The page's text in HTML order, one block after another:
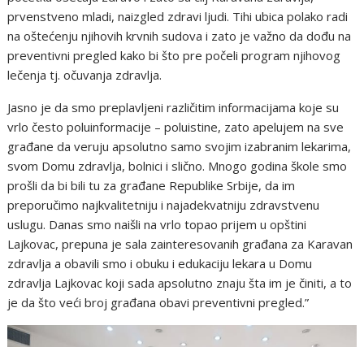
prvenstveno mladi, naizgled zdravi ljudi. Tihi ubica polako radi
na oštećenju njihovih krvnih sudova i zato je važno da dođu na
preventivni pregled kako bi što pre počeli program njihovog
lečenja tj. očuvanja zdravlja.
Jasno je da smo preplavljeni različitim informacijama koje su
vrlo često poluinformacije – poluistine, zato apelujem na sve
građane da veruju apsolutno samo svojim izabranim lekarima,
svom Domu zdravlja, bolnici i slično. Mnogo godina škole smo
prošli da bi bili tu za građane Republike Srbije, da im
preporučimo najkvalitetniju i najadekvatniju zdravstvenu
uslugu. Danas smo naišli na vrlo topao prijem u opštini
Lajkovac, prepuna je sala zainteresovanih građana za Karavan
zdravlja a obavili smo i obuku i edukaciju lekara u Domu
zdravlja Lajkovac koji sada apsolutno znaju šta im je činiti, a to
je da što veći broj građana obavi preventivni pregled.”